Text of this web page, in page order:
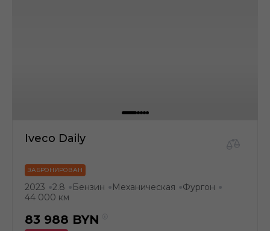
Iveco Daily
ЗАБРОНИРОВАН
2023 ●2.8 ● Бензин ● Механическая ●Фургон ●
44 000 км
83 988 BYN